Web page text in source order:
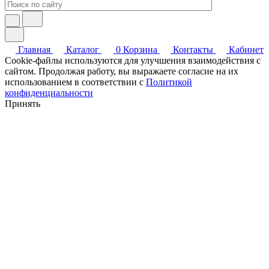
Главная Каталог 0 Корзина Контакты
Кабинет
Cookie-файлы используются для улучшения взаимодействия с
сайтом. Продолжая работу, вы выражаете согласие на их
использованием в соответствии с Политикой
конфиденциальности
Принять